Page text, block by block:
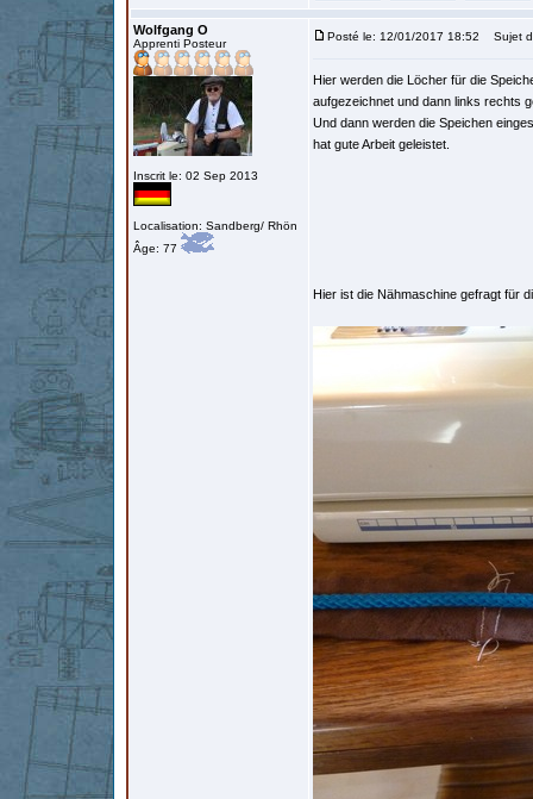
Wolfgang O
Apprenti Posteur
Inscrit le: 02 Sep 2013
Localisation: Sandberg/ Rhön
Âge: 77
Posté le: 12/01/2017 18:52 Sujet
Hier werden die Löcher für die
aufgezeichnet und dann links rechts
Und dann werden die Speichen
hat gute Arbeit geleistet.
Hier ist die Nähmaschine gefragt für